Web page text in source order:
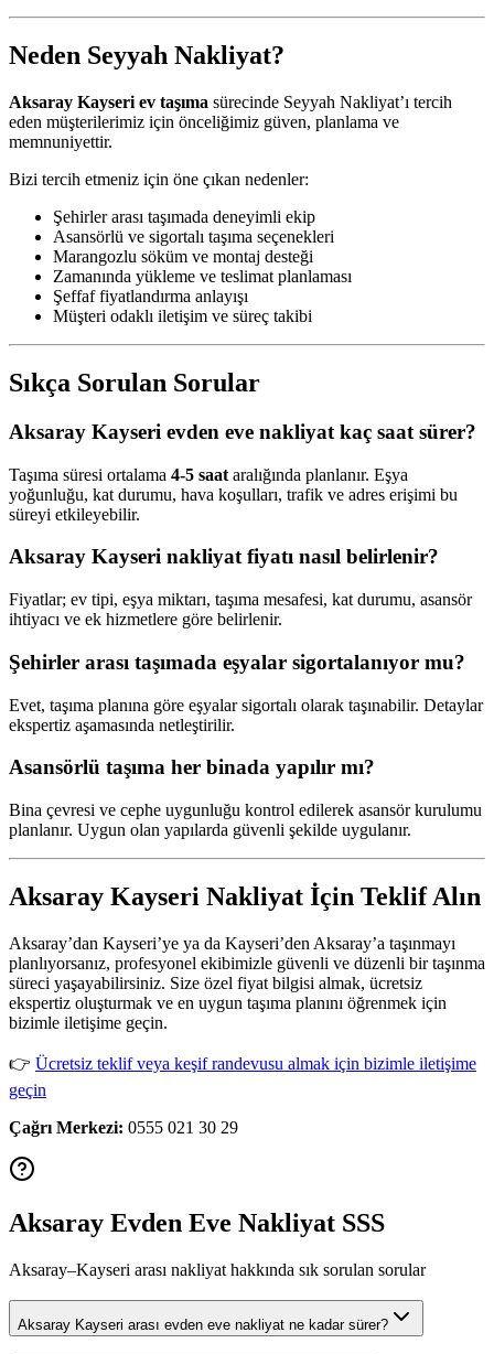
Neden Seyyah Nakliyat?
Aksaray Kayseri ev taşıma sürecinde Seyyah Nakliyat’ı tercih
eden müşterilerimiz için önceliğimiz güven, planlama ve
memnuniyettir.
Bizi tercih etmeniz için öne çıkan nedenler:
Şehirler arası taşımada deneyimli ekip
Asansörlü ve sigortalı taşıma seçenekleri
Marangozlu söküm ve montaj desteği
Zamanında yükleme ve teslimat planlaması
Şeffaf fiyatlandırma anlayışı
Müşteri odaklı iletişim ve süreç takibi
Sıkça Sorulan Sorular
Aksaray Kayseri evden eve nakliyat kaç saat sürer?
Taşıma süresi ortalama 4-5 saat aralığında planlanır. Eşya
yoğunluğu, kat durumu, hava koşulları, trafik ve adres erişimi bu
süreyi etkileyebilir.
Aksaray Kayseri nakliyat fiyatı nasıl belirlenir?
Fiyatlar; ev tipi, eşya miktarı, taşıma mesafesi, kat durumu, asansör
ihtiyacı ve ek hizmetlere göre belirlenir.
Şehirler arası taşımada eşyalar sigortalanıyor mu?
Evet, taşıma planına göre eşyalar sigortalı olarak taşınabilir. Detaylar
ekspertiz aşamasında netleştirilir.
Asansörlü taşıma her binada yapılır mı?
Bina çevresi ve cephe uygunluğu kontrol edilerek asansör kurulumu
planlanır. Uygun olan yapılarda güvenli şekilde uygulanır.
Aksaray Kayseri Nakliyat İçin Teklif Alın
Aksaray’dan Kayseri’ye ya da Kayseri’den Aksaray’a taşınmayı
planlıyorsanız, profesyonel ekibimizle güvenli ve düzenli bir taşınma
süreci yaşayabilirsiniz. Size özel fiyat bilgisi almak, ücretsiz
ekspertiz oluşturmak ve en uygun taşıma planını öğrenmek için
bizimle iletişime geçin.
👉 Ücretsiz teklif veya keşif randevusu almak için bizimle iletişime
geçin
Çağrı Merkezi: 0555 021 30 29
Aksaray Evden Eve Nakliyat SSS
Aksaray–Kayseri arası nakliyat hakkında sık sorulan sorular
Aksaray Kayseri arası evden eve nakliyat ne kadar sürer?